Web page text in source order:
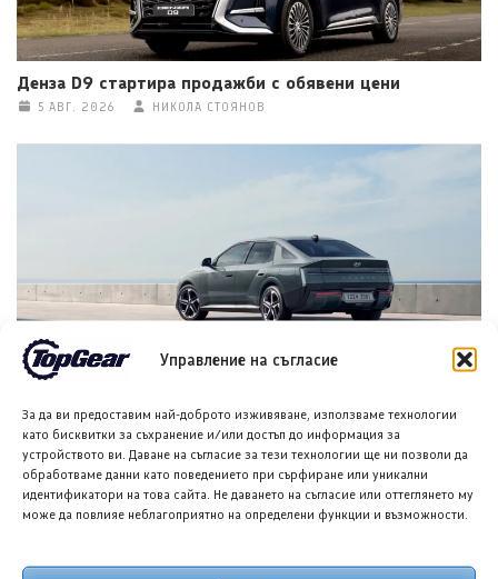
Управление на съгласие
За да ви предоставим най-доброто изживяване, използваме технологии
като бисквитки за съхранение и/или достъп до информация за
устройството ви. Даване на съгласие за тези технологии ще ни позволи да
обработваме данни като поведението при сърфиране или уникални
идентификатори на това сайта. Не даването на съгласие или оттеглянето му
може да повлияе неблагоприятно на определени функции и възможности.
Денза D9 стартира продажби с обявени цени
5 АВГ. 2026 НИКОЛА СТОЯНОВ
Хюндай Аванте (Hyundai Avante) за 2027 година
5 АВГ. 2026 НИКОЛА СТОЯНОВ